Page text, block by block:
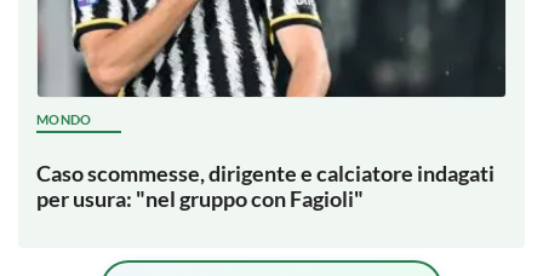
MONDO
Caso scommesse, dirigente e calciatore indagati
per usura: "nel gruppo con Fagioli"